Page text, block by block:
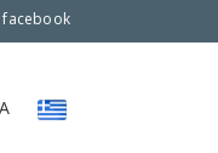
facebook